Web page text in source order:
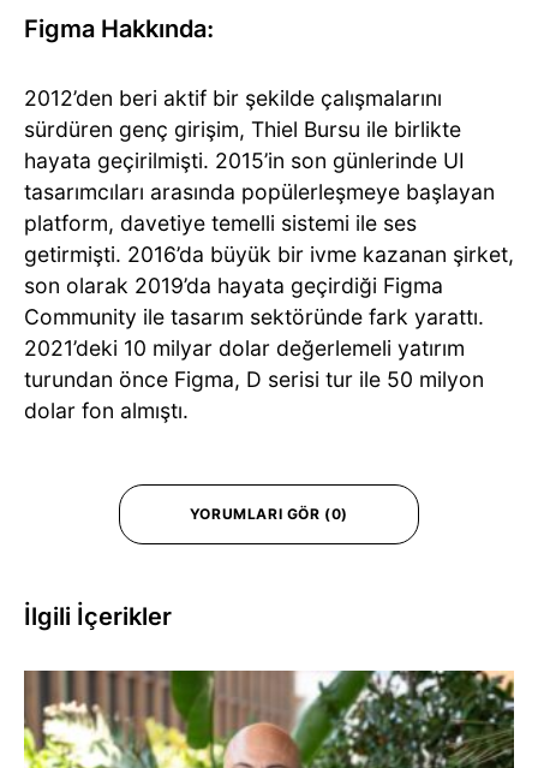
Figma Hakkında:
2012’den beri aktif bir şekilde çalışmalarını
sürdüren genç girişim, Thiel Bursu ile birlikte
hayata geçirilmişti. 2015’in son günlerinde UI
tasarımcıları arasında popülerleşmeye başlayan
platform, davetiye temelli sistemi ile ses
getirmişti. 2016’da büyük bir ivme kazanan şirket,
son olarak 2019’da hayata geçirdiği Figma
Community ile tasarım sektöründe fark yarattı.
2021’deki 10 milyar dolar değerlemeli yatırım
turundan önce Figma, D serisi tur ile 50 milyon
dolar fon almıştı.
YORUMLARI GÖR (0)
İlgili İçerikler